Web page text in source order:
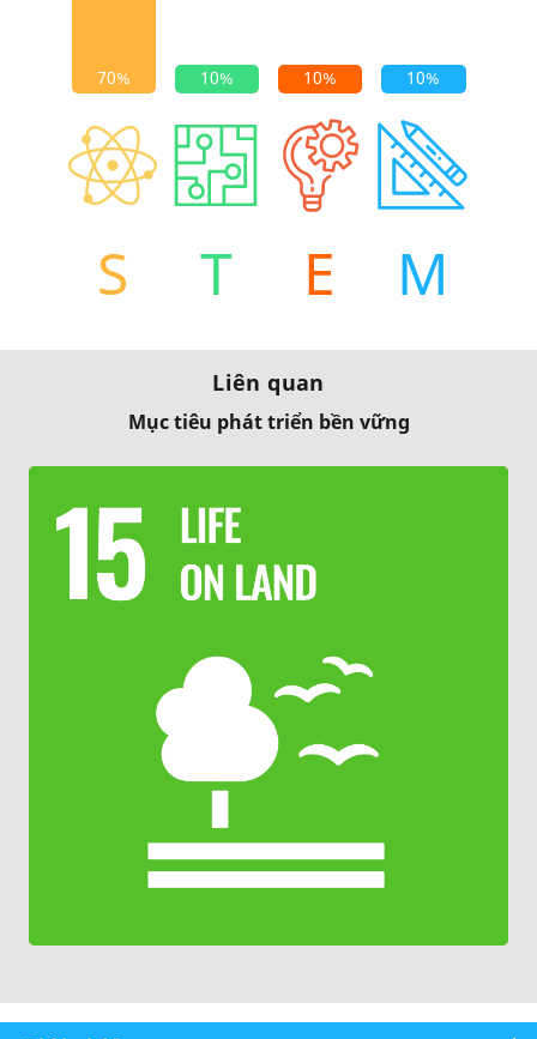
S T E M
Liên quan
Mục tiêu phát triển bền vững